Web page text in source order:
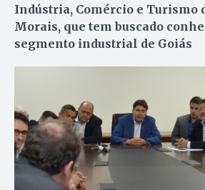
Indústria, Comércio e Turismo
Morais, que tem buscado
segmento industrial de Goiás